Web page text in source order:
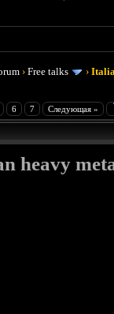
›Free talks ›
6 7 Следующая »
heavy